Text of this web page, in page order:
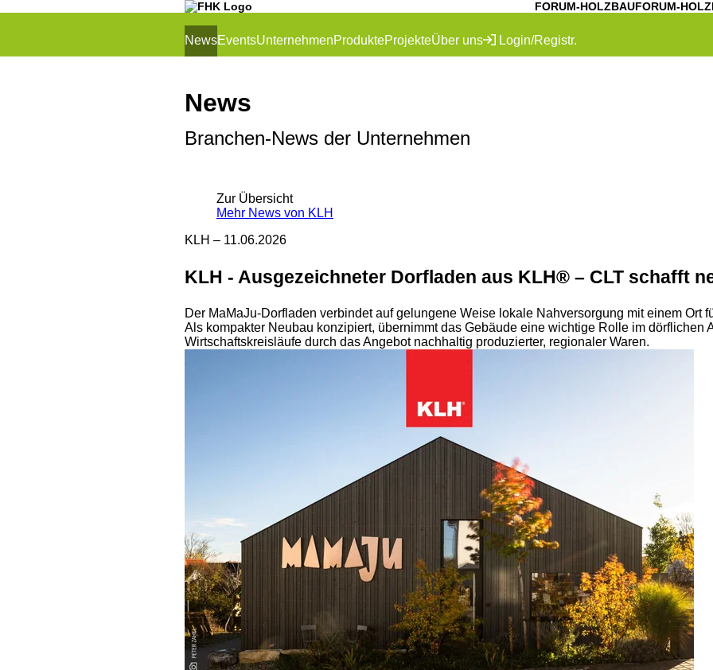
FORUM-HOLZBAUFORUM-
NewsEventsUnternehmenProdukteProjekteÜber uns Login/Registr.
News
Branchen-News der Unternehmen
Zur Übersicht
Mehr News von KLH
KLH – 11.06.2026
KLH - Ausgezeichneter Dorfladen aus KLH® – CLT schafft
Der MaMaJu-Dorfladen verbindet auf gelungene Weise lokale Nahversorgung mit einem Ort
Als kompakter Neubau konzipiert, übernimmt das Gebäude eine wichtige Rolle im dörflichen
Wirtschaftskreisläufe durch das Angebot nachhaltig produzierter, regionaler Waren.